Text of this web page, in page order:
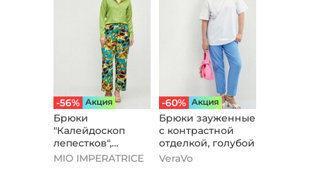
-56% Aкция
Брюки
"Калейдоскоп
лепестков",
бирюзовый
MIO IMPERATRICE
-60% Aкция
Брюки зауженные
с контрастной
отделкой, голубой
VeraVo